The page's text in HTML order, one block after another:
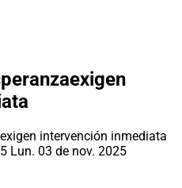
Lun. 03 de nov. 2025